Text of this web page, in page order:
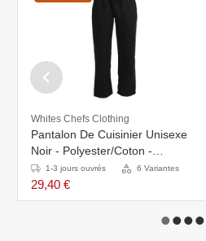
Whites Chefs Clothing
Pantalon De Cuisinier Unisexe
Noir - Polyester/Coton -
Disponibles En 6 Tailles
1-3 jours ouvrés 6 Variantes
29,40 €